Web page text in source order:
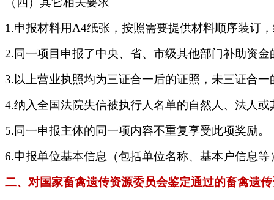
1.申报材料用A4纸张，按照需要提供材料顺序装订
2.同一项目申报了中央、省、市级其他部门补助资
3.以上营业执照均为三证合一后的证照，未三证合
4.纳入全国法院失信被执行人名单的自然人、法人
5.同一申报主体的同一项内容不重复享受此项奖励。
6.申报单位基本信息（包括单位名称、基本户信息
二、对国家畜禽遗传资源委员会鉴定通过的畜禽遗